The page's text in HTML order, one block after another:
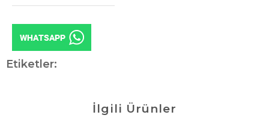
Etiketler:
İlgili Ürünler